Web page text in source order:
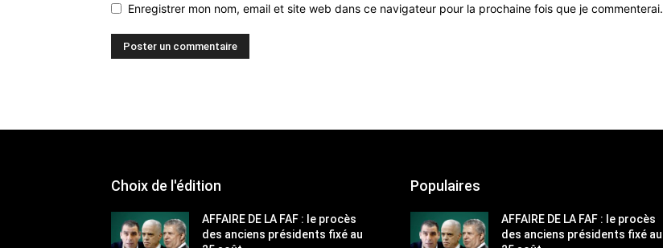
Enregistrer mon nom, email et site web dans ce navigateur pour la prochaine fois que je commenterai.
Choix de l'édition
AFFAIRE DE LA FAF : le procès
des anciens présidents fixé au
Populaires
AFFAIRE DE LA FAF : le procès
des anciens présidents fixé au